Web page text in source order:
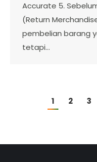
Accurate 5.
(Return
pembelian barang
tetapi…
1 2 3